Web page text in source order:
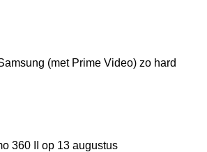
(met Prime Video) zo hard
360 II op 13 augustus